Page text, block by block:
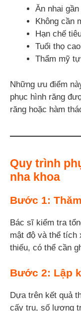
Ăn nhai
Không cần
Hạn chế
Tuổi thọ
Thẩm mỹ
Những ưu điểm
phục hình răng
răng hoặc hàm
Quy trình
nha khoa
Bước 1:
Bác sĩ kiểm tra
mật độ và thể tích
thiếu, có thể cần
Bước 2: Lập
Dựa trên kết quả
cấy trụ, số lượng